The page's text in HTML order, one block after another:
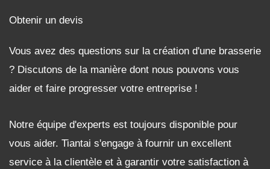
Obtenir un devis
Vous avez des questions sur la création d'une brasserie
? Discutons de la manière dont nous pouvons vous
aider et faire progresser votre entreprise !
Notre équipe d'experts est toujours disponible pour
vous aider. Tiantai s'engage à fournir un excellent
service à la clientèle et à garantir votre satisfaction à